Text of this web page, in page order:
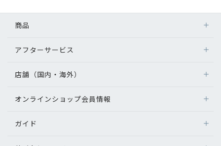
商品
アフターサービス
店舗（国内・海外）
オンラインショップ会員情報
ガイド